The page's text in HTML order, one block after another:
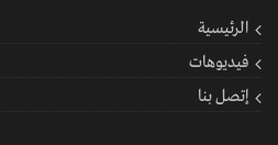
الرئيسية
فيديوهات
إتصل بنا